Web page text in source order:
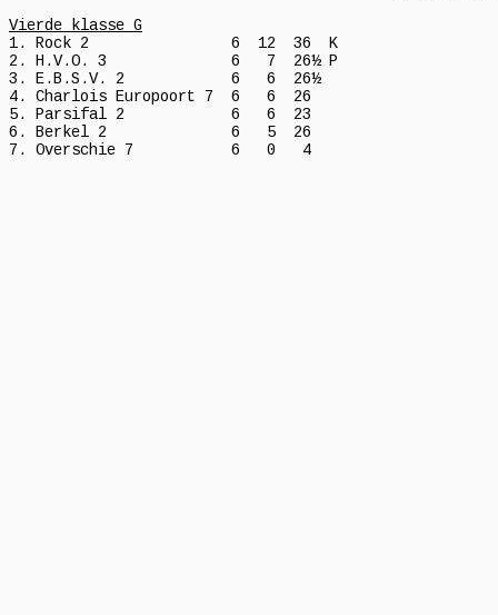
Vierde klasse G
1. Rock 2                6  12  36  K
2. H.V.O. 3              6   7  26½ P
3. E.B.S.V. 2            6   6  26½
4. Charlois Europoort 7  6   6  26
5. Parsifal 2            6   6  23
6. Berkel 2              6   5  26
7. Overschie 7           6   0   4